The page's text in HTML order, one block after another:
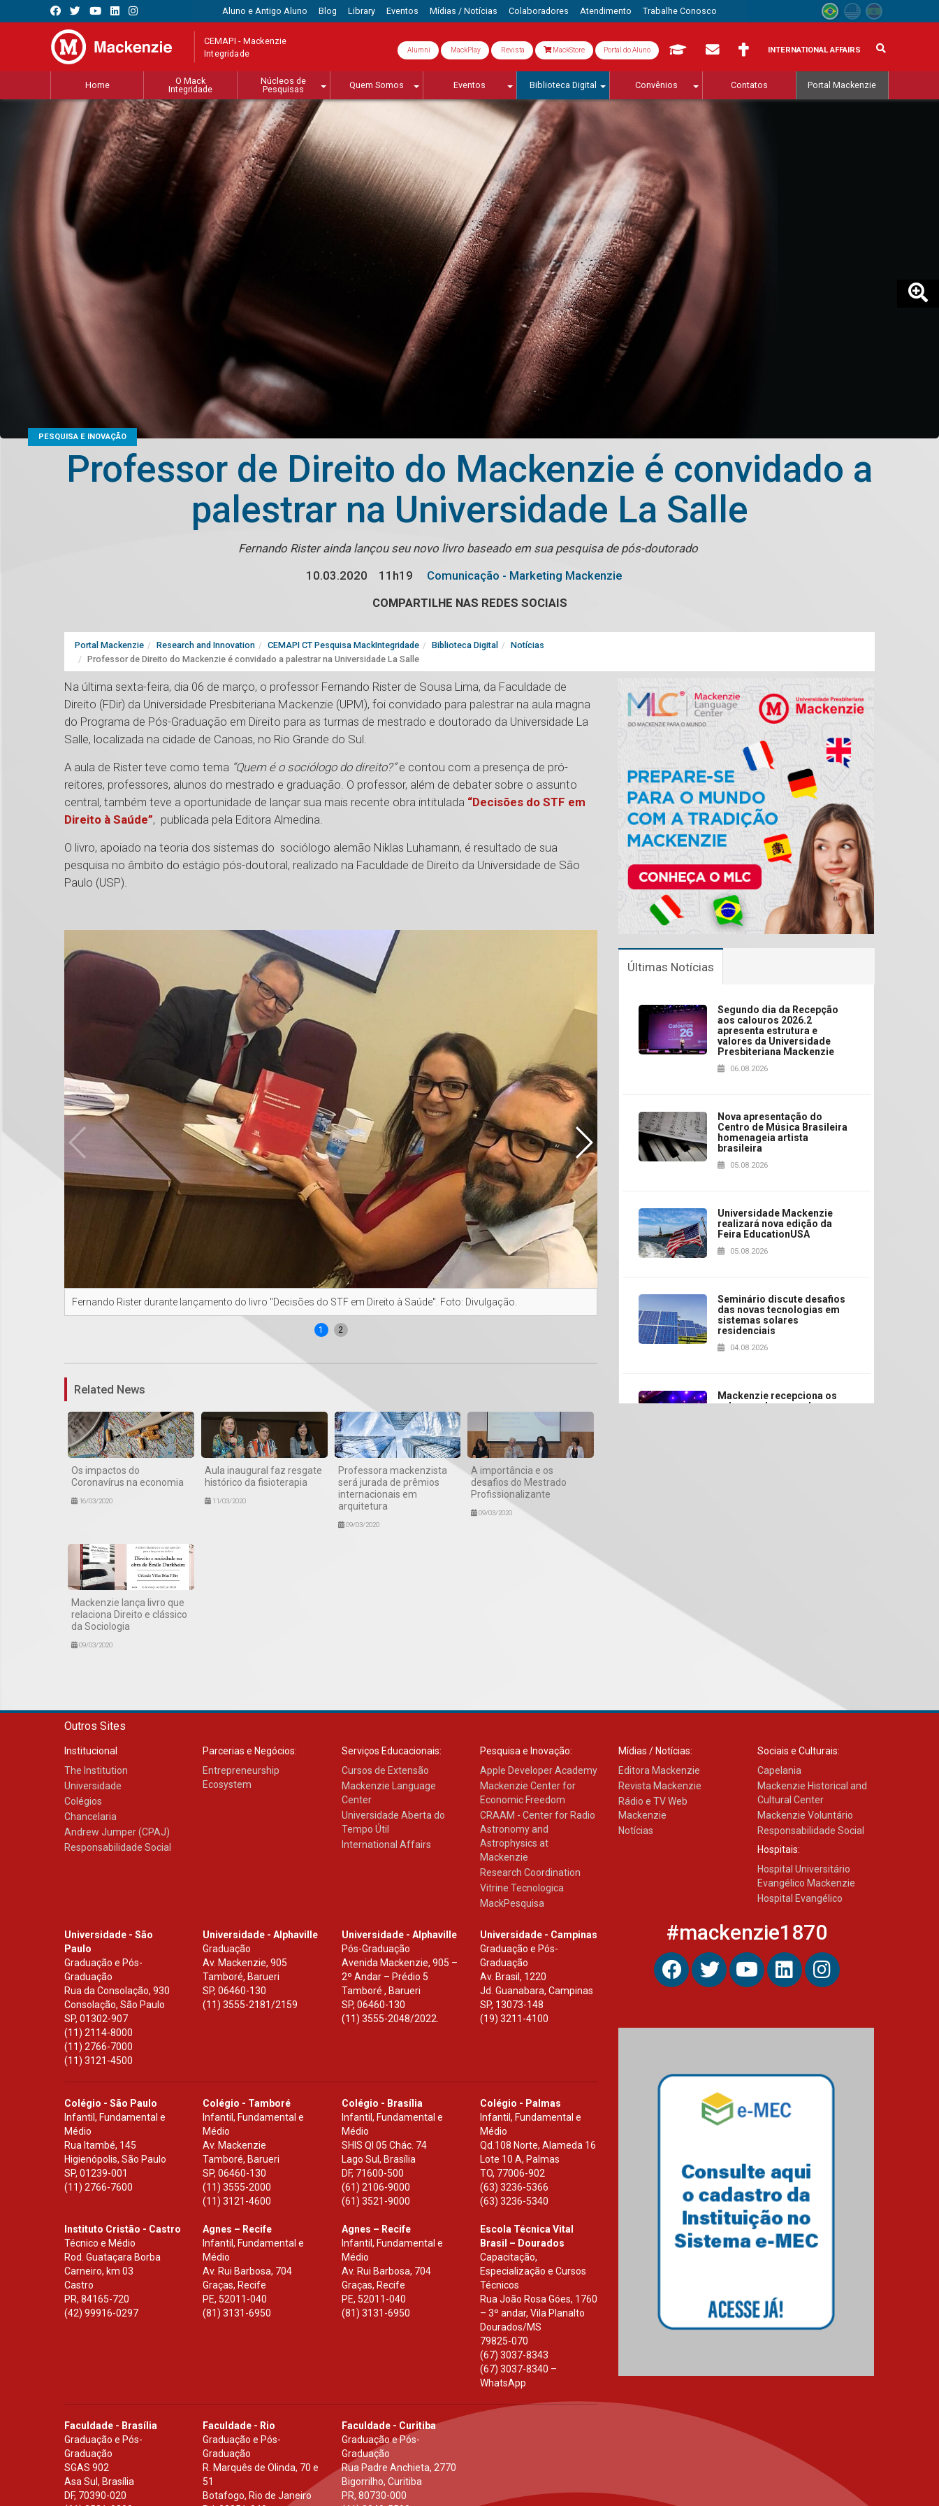
Aluno e Antigo Aluno Blog Library Eventos Mídias / Notícias Colaboradores Atendimento Trabalhe Conosco
CEMAPI - Mackenzie
Integridade Alumni MackPlay Revista MackStore Portal do Aluno INTERNATIONAL AFFAIRS
Home
O Mack
Integridade
Núcleos de
Pesquisas
Quem Somos Eventos Biblioteca Digital Convênios Contatos Portal Mackenzie
PESQUISA E INOVAÇÃO
Professor de Direito do Mackenzie é convidado a
palestrar na Universidade La Salle
Fernando Rister ainda lançou seu novo livro baseado em sua pesquisa de pós-doutorado
10.03.2020
11h19
Comunicação - Marketing Mackenzie
COMPARTILHE NAS REDES SOCIAIS
Portal Mackenzie Research and Innovation CEMAPI CT Pesquisa MackIntegridade Biblioteca Digital
Notícias
Professor de Direito do Mackenzie é convidado a palestrar na Universidade La Salle
Na última sexta-feira, dia 06 de março, o professor Fernando Rister de Sousa Lima, da Faculdade de
Direito (FDir) da Universidade Presbiteriana Mackenzie (UPM), foi convidado para palestrar na aula magna
do Programa de Pós-Graduação em Direito para as turmas de mestrado e doutorado da Universidade La
Salle, localizada na cidade de Canoas, no Rio Grande do Sul.
A aula de Rister teve como tema “Quem é o sociólogo do direito?”e contou com a presença de pró-
reitores, professores, alunos do mestrado e graduação. O professor, além de debater sobre o assunto
central, também teve a oportunidade de lançar sua mais recente obra intitulada “Decisões do STF em
Direito à Saúde”, publicada pela Editora Almedina.
O livro, apoiado na teoria dos sistemas do sociólogo alemão Niklas Luhamann, é resultado de sua
pesquisa no âmbito do estágio pós-doutoral, realizado na Faculdade de Direito da Universidade de São
Paulo (USP).
Fernando Rister durante lançamento do livro "Decisões do STF em Direito à Saúde". Foto: Divulgação. Fernando Rister durante a palestra. Foto: Divulgação.
1 2
Related News
Os impactos do
Coronavírus na economia
16/03/2020
Aula inaugural faz resgate
histórico da fisioterapia
11/03/2020
Professora mackenzista
será jurada de prêmios
internacionais em
arquitetura
09/03/2020
A importância e os
desafios do Mestrado
Profissionalizante
09/03/2020
Mackenzie lança livro que
relaciona Direito e clássico
da Sociologia
09/03/2020
Últimas Notícias
Segundo dia da Recepção
aos calouros 2026.2
apresenta estrutura e
valores da Universidade
Presbiteriana Mackenzie
06.08.2026
Nova apresentação do
Centro de Música Brasileira
homenageia artista
brasileira
05.08.2026
Universidade Mackenzie
realizará nova edição da
Feira EducationUSA
05.08.2026
Seminário discute desafios
das novas tecnologias em
sistemas solares
residenciais
04.08.2026
Mackenzie recepciona os
calouros do segundo
XIII Fórum de Aprendizagem
docentes para debater
inovação e desafios da
Professora do Mackenzie é
finalista do Prêmio Jabuti
com obra sobre ética e
arquitetura contemporânea
04.08.2026
Semana Internacional
Mackenzie promove
parcerias internacionais
Outros Sites
Institucional
The Institution
Universidade
Colégios
Chancelaria
Andrew Jumper (CPAJ)
Responsabilidade Social
Parcerias e Negócios:
Entrepreneurship
Ecosystem
Serviços Educacionais:
Cursos de Extensão
Mackenzie Language
Center
Universidade Aberta do
Tempo Útil
International Affairs
Pesquisa e Inovação:
Apple Developer Academy
Mackenzie Center for
Economic Freedom
CRAAM - Center for Radio
Astronomy and
Astrophysics at
Mackenzie
Research Coordination
Vitrine Tecnologica
MackPesquisa
Mídias / Notícias:
Editora Mackenzie
Revista Mackenzie
Rádio e TV Web
Mackenzie
Notícias
Sociais e Culturais:
Capelania
Mackenzie Historical and
Cultural Center
Mackenzie Voluntário
Responsabilidade Social
Hospitais:
Hospital Universitário
Evangélico Mackenzie
Hospital Evangélico
Universidade - São
Paulo
Graduação e Pós-
Graduação
Rua da Consolação, 930
Consolação, São Paulo
SP, 01302-907
(11) 2114-8000
(11) 2766-7000
(11) 3121-4500
Universidade - Alphaville
Graduação
Av. Mackenzie, 905
Tamboré, Barueri
SP,06460-130
(11) 3555-2181/2159
Universidade - Alphaville
Pós-Graduação
Avenida Mackenzie, 905 –
2º Andar – Prédio 5
Tamboré , Barueri
SP, 06460-130
(11) 3555-2048/2022.
Universidade - Campinas
Graduação e Pós-
Graduação
Av. Brasil, 1220
Jd. Guanabara, Campinas
SP, 13073-148
(19) 3211-4100
Colégio - São Paulo
Infantil, Fundamental e
Médio
Rua Itambé, 145
Higienópolis, São Paulo
SP, 01239-001
(11) 2766-7600
Colégio - Tamboré
Infantil, Fundamental e
Médio
Av. Mackenzie
Tamboré, Barueri
SP,06460-130
(11) 3555-2000
(11) 3121-4600
Colégio - Brasília
Infantil, Fundamental e
Médio
SHIS Ql 05 Chác. 74
Lago Sul, Brasília
DF, 71600-500
(61) 2106-9000
(61) 3521-9000
Colégio - Palmas
Infantil, Fundamental e
Médio
Qd.108 Norte, Alameda 16
Lote 10 A, Palmas
TO, 77006-902
(63) 3236-5366
(63) 3236-5340
Instituto Cristão - Castro
Técnico e Médio
Rod. Guataçara Borba
Carneiro, km 03
Castro
PR, 84165-720
(42) 99916-0297
Agnes – Recife
Infantil, Fundamental e
Médio
Av. Rui Barbosa, 704
Graças, Recife
PE, 52011-040
(81) 3131-6950
Agnes – Recife
Infantil, Fundamental e
Médio
Av. Rui Barbosa, 704
Graças, Recife
PE, 52011-040
(81) 3131-6950
Escola Técnica Vital
Brasil – Dourados
Capacitação,
Especialização e Cursos
Técnicos
Rua João Rosa Góes, 1760
– 3º andar, Vila Planalto
Dourados/MS
79825-070
(67) 3037-8343
(67) 3037-8340 –
WhatsApp
Faculdade - Brasília
Graduação e Pós-
Graduação
SGAS 902
Asa Sul, Brasília
DF, 70390-020
Faculdade - Rio
Graduação e Pós-
Graduação
R. Marquês de Olinda, 70 e
51
Botafogo, Rio de Janeiro
Faculdade - Curitiba
Graduação e Pós-
Graduação
Rua Padre Anchieta, 2770
Bigorrilho, Curitiba
PR, 80730-000
#mackenzie1870